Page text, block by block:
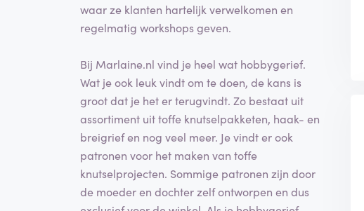
waar ze klanten hartelijk verwelkomen en
regelmatig workshops geven.
Bij Marlaine.nl vind je heel wat hobbygerief.
Wat je ook leuk vindt om te doen, de kans is
groot dat je het er terugvindt. Zo bestaat uit
assortiment uit toffe knutselpakketen, haak- en
breigrief en nog veel meer. Je vindt er ook
patronen voor het maken van toffe
knutselprojecten. Sommige patronen zijn door
de moeder en dochter zelf ontworpen en dus